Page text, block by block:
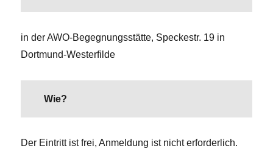
in der AWO-Begegnungsstätte, Speckestr. 19 in
Dortmund-Westerfilde
Wie?
Der Eintritt ist frei, Anmeldung ist nicht erforderlich.